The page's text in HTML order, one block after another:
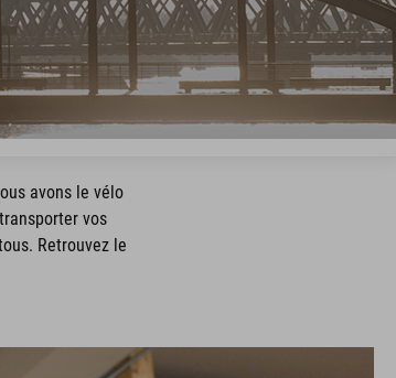
avons le vélo
vos
Retrouvez le